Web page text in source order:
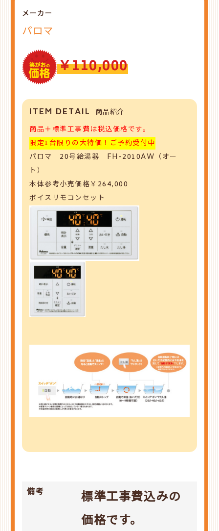
メーカー
パロマ
￥110,000
ITEM DETAIL 商品紹介
商品＋標準工事費は税込価格です。
限定1台限りの大特価！ご予約受付中
パロマ 20号給湯器 FH-2010AW（オー
ト）
本体参考小売価格￥264,000
ボイスリモコンセット
備考
標準工事費込みの
価格です。